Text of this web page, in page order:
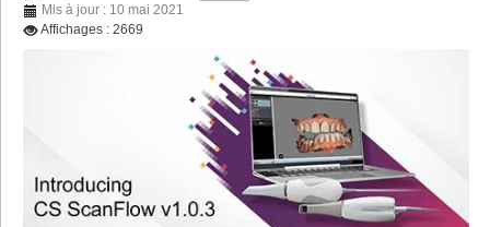
Mis à jour : 10 mai 2021
Affichages : 2669